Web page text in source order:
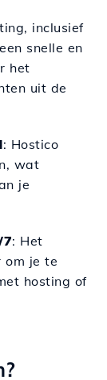
inclusief
snelle en
het
uit de
: Hostico
wat
je
7: Het
om je te
hosting of